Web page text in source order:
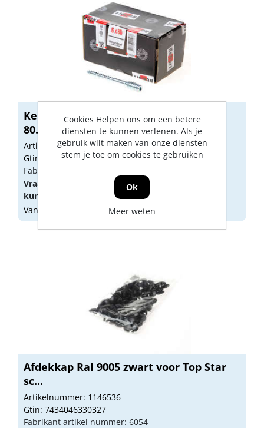
Kelfort afstandschroef verzinkt 6.0 x
80...
Artikelnummer: 1516937
Gtin: 8714678011078
Fabrikant artikel nummer: 1516937
Vraag een
aan oflog in
kunnen zien.
Vandaag besteld, morgen geleverd
Afdekkap Ral 9005 zwart voor Top Star
sc...
Artikelnummer: 1146536
Gtin: 7434046330327
Fabrikant artikel nummer: 6054
Cookies Helpen ons om een betere
diensten te kunnen verlenen. Als je
gebruik wilt maken van onze diensten
stem je toe om cookies te gebruiken
Ok
Meer weten